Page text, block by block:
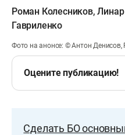
Роман Колесников,
Гавриленко
Фото на анонсе: © Антон Денисов,
Оцените публикацию!
Сделать БО